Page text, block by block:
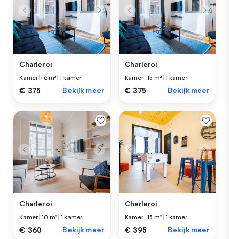
Charleroi
Kamer |16 m² |1 kamer
€ 375 Bekijk meer
Charleroi
Kamer |15 m² |1 kamer
€ 375 Bekijk meer
Charleroi
Kamer |10 m² |1 kamer
€ 360 Bekijk meer
Charleroi
Kamer |15 m² |1 kamer
€ 395 Bekijk meer